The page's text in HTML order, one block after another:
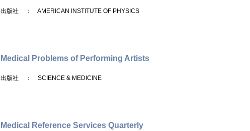
出版社 ： AMERICAN INSTITUTE OF PHYSICS
Medical Problems of Performing Artists
出版社 ： SCIENCE & MEDICINE
Medical Reference Services Quarterly